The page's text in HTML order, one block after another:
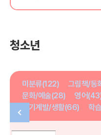
청소년
미분류(122) 그림책/동
문화/예술(28)
영어
자기계발/생활(66)
학